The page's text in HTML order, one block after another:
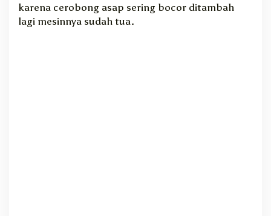
m
karena cerobong asap sering bocor ditambah
lagi mesinnya sudah tua.